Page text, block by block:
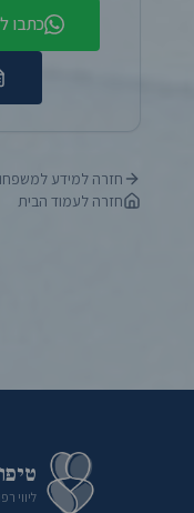
כתבו
חזרה למידע
חזרה לעמוד הבית
ליווי